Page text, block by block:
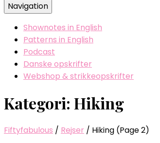
Navigation
Shownotes in English
Patterns in English
Podcast
Danske opskrifter
Webshop & strikkeopskrifter
Kategori: Hiking
Fiftyfabulous / Rejser / Hiking (Page 2)